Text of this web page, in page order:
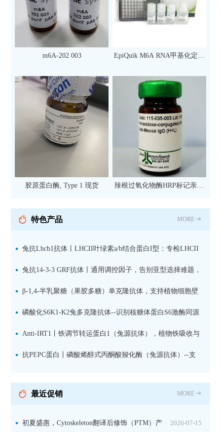
m6A-202 003
EpiQuik M6A RNA甲基化定量
次）
胶原蛋白酶, Type 1 现货
辣根过氧化物酶HRP标记亲和
抗 现货
特色产品 MORE
兔抗Lhcb1抗体丨LHCII叶绿素a/b结合蛋白I型：专检LHCII
中含量丰富的捕光蛋白
兔抗14-3-3 GRF抗体丨通用调控因子，告别亚型选择难题，
全面捕获植物信号转导枢纽蛋白
β-1,4-半乳聚糖（果胶多糖）单克隆抗体，支持植物细胞壁
果胶多糖精细结构解析
磷酸化S6K1-K2兔多克隆抗体--识别核糖体蛋白S6激酶同源
蛋白1-2的激活状态
Anti-IRT1丨铁调节转运蛋白1（兔源抗体），植物铁吸收与
微量元素代谢研究的关键工具
抗PEPC蛋白丨磷酸烯醇式丙酮酸羧化酶（兔源抗体）--支
最近促销 MORE
2026-07-15
初夏盛惠，Cytoskeleton翻译后修饰（PTM）产